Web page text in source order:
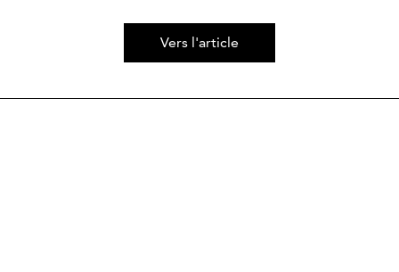
Vers l'article